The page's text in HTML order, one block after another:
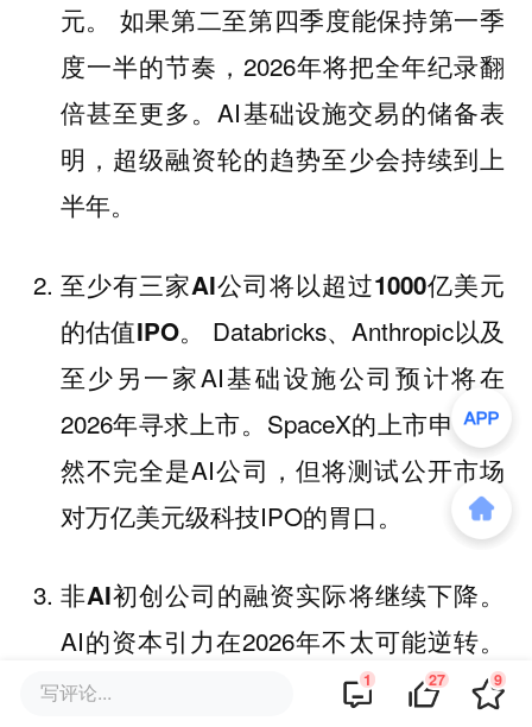
元。
如果第二至第四季度能保持第一季
度一半的节奏，2026年将把全年纪录翻
倍甚至更多。AI基础设施交易的储备表
明，超级融资轮的趋势至少会持续到上
半年。
至少有三家AI公司将以超过1000亿美元
的估值IPO。
Databricks、Anthropic以及
至少另一家AI基础设施公司预计将在
2026年寻求上市。SpaceX的上市申请虽
然不完全是AI公司，但将测试公开市场
对万亿美元级科技IPO的胃口。
非AI初创公司的融资实际将继续下降。
AI的资本引力在2026年不太可能逆转。
金融科技、消费和企业SaaS初创公司将
写评论... 1 27 9